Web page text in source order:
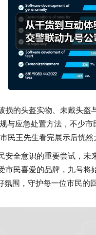
的头盔实物、未戴头盔
与应急处置方法，不少
民王先生看完展示后恍
安全意识的重要尝试，未
市民喜爱的品牌，九号
围，守护每一位市民的